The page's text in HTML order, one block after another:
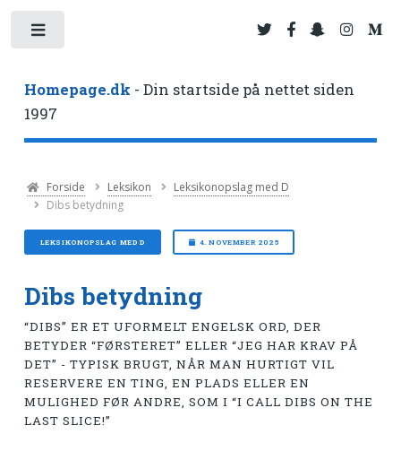
Homepage.dk - Din startside på nettet siden
1997
Forside Leksikon
Leksikonopslag med D
Dibs betydning
LEKSIKONOPSLAG MED D 4. NOVEMBER 2025
Dibs betydning
“DIBS” ER ET UFORMELT ENGELSK ORD, DER
BETYDER “FØRSTERET” ELLER “JEG HAR KRAV PÅ
DET” - TYPISK BRUGT, NÅR MAN HURTIGT VIL
RESERVERE EN TING, EN PLADS ELLER EN
MULIGHED FØR ANDRE, SOM I “I CALL DIBS ON THE
LAST SLICE!”